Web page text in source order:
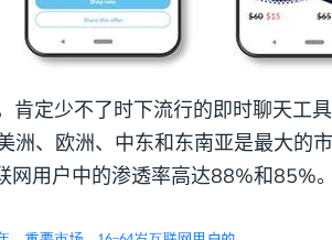
肯定少不了时下流行的即时聊天工
洲、欧洲、中东和东南亚是最大的
用户中的渗透率高达88%和85%。